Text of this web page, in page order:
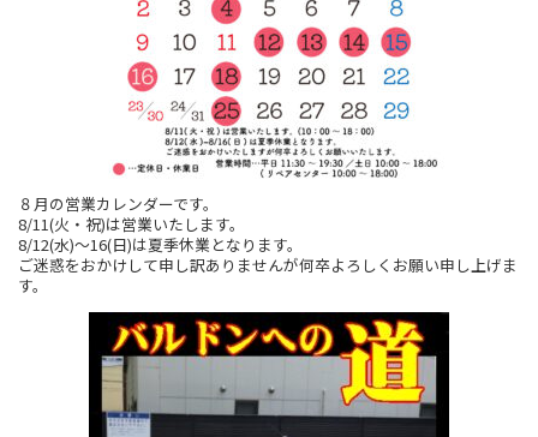
８月の営業カレンダーです。
8/11(火・祝)は営業いたします。
8/12(水)～16(日)は夏季休業となります。
ご迷惑をおかけして申し訳ありませんが何卒よろしくお願い申し上げま
す。